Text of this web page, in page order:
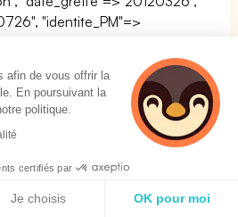
afin de vous offrir la
En poursuivant la
politique.
certifiés par
Je choisis OK pour moi